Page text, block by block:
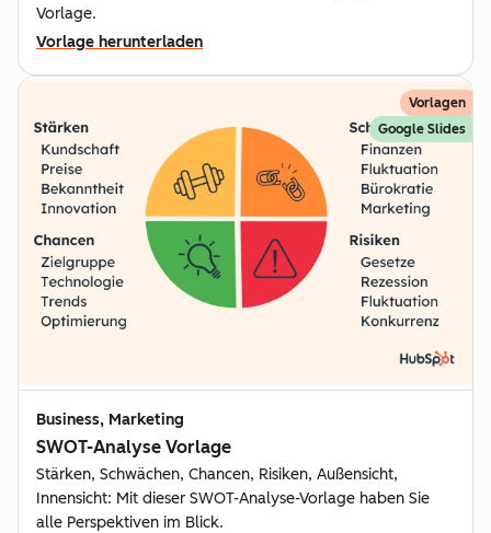
Vorlage.
Vorlage herunterladen
Vorlagen
Google Slides
Business, Marketing
SWOT-Analyse Vorlage
Stärken, Schwächen, Chancen, Risiken, Außensicht,
Innensicht: Mit dieser SWOT-Analyse-Vorlage haben Sie
alle Perspektiven im Blick.